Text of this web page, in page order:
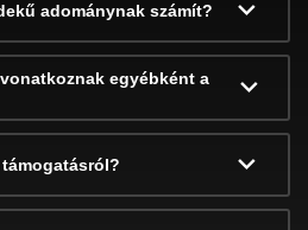
adománynak számít?
egyébként a